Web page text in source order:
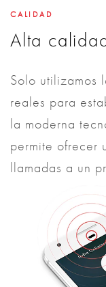
CALIDAD
Alta
Solo utilizamos
reales para
la moderna
permite ofrecer
llamadas a un